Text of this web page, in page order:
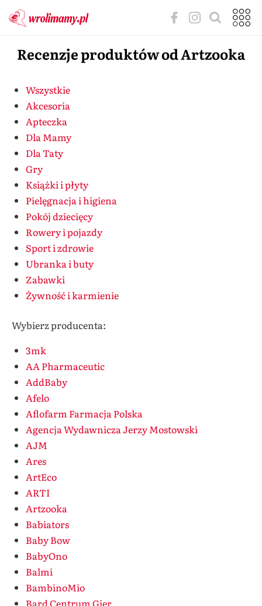
Recenzje produktów od Artzooka
Wszystkie
Akcesoria
Apteczka
Dla Mamy
Dla Taty
Gry
Książki i płyty
Pielęgnacja i higiena
Pokój dziecięcy
Rowery i pojazdy
Sport i zdrowie
Ubranka i buty
Zabawki
Żywność i karmienie
Wybierz producenta:
3mk
AA Pharmaceutic
AddBaby
Afelo
Aflofarm Farmacja Polska
Agencja Wydawnicza Jerzy Mostowski
AJM
Ares
ArtEco
ARTI
Artzooka
Babiators
Baby Bow
BabyOno
Balmi
BambinoMio
Bard Centrum Gier